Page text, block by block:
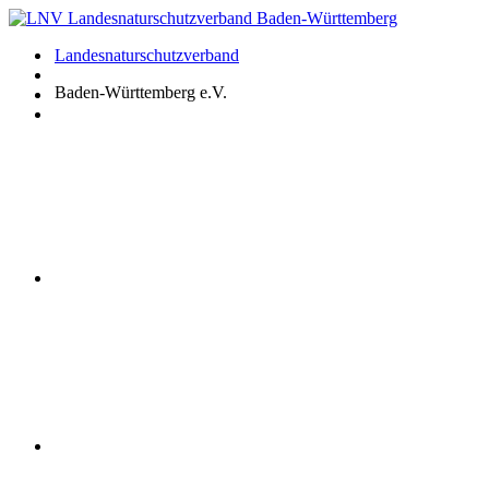
Zum
springenLandesnaturschutzverband
Baden-Württemberg e.V.